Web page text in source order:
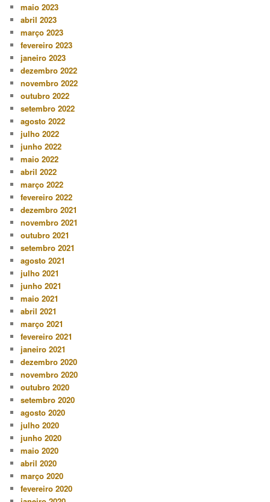
maio 2023
abril 2023
março 2023
fevereiro 2023
janeiro 2023
dezembro 2022
novembro 2022
outubro 2022
setembro 2022
agosto 2022
julho 2022
junho 2022
maio 2022
abril 2022
março 2022
fevereiro 2022
dezembro 2021
novembro 2021
outubro 2021
setembro 2021
agosto 2021
julho 2021
junho 2021
maio 2021
abril 2021
março 2021
fevereiro 2021
janeiro 2021
dezembro 2020
novembro 2020
outubro 2020
setembro 2020
agosto 2020
julho 2020
junho 2020
maio 2020
abril 2020
março 2020
fevereiro 2020